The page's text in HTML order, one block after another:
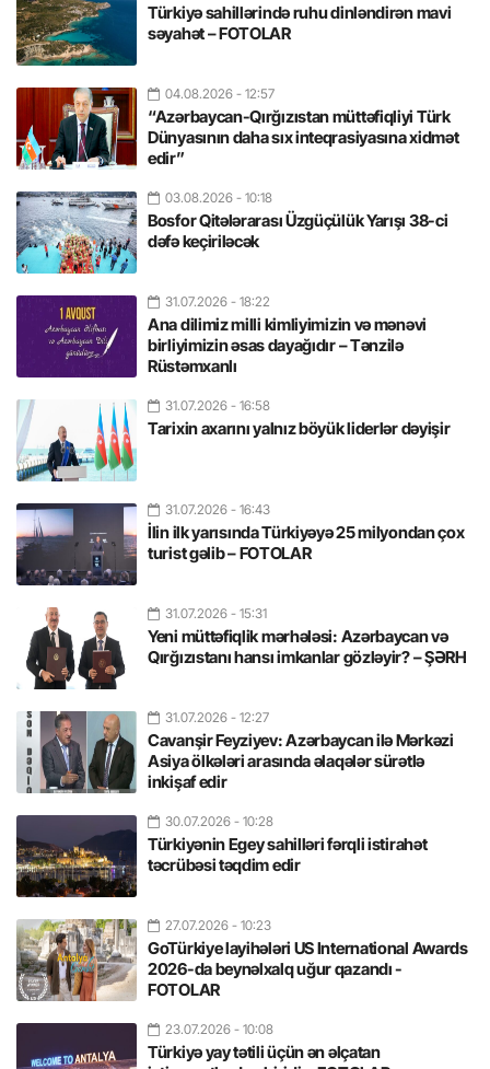
Türkiyə sahillərində ruhu dinləndirən mavi
səyahət – FOTOLAR
04.08.2026 - 12:57
“Azərbaycan-Qırğızıstan müttəfiqliyi Türk
Dünyasının daha sıx inteqrasiyasına xidmət
edir”
03.08.2026 - 10:18
Bosfor Qitələrarası Üzgüçülük Yarışı 38-ci
dəfə keçiriləcək
31.07.2026 - 18:22
Ana dilimiz milli kimliyimizin və mənəvi
birliyimizin əsas dayağıdır – Tənzilə
Rüstəmxanlı
31.07.2026 - 16:58
Tarixin axarını yalnız böyük liderlər dəyişir
31.07.2026 - 16:43
İlin ilk yarısında Türkiyəyə 25 milyondan çox
turist gəlib – FOTOLAR
31.07.2026 - 15:31
Yeni müttəfiqlik mərhələsi: Azərbaycan və
Qırğızıstanı hansı imkanlar gözləyir? – ŞƏRH
31.07.2026 - 12:27
Cavanşir Feyziyev: Azərbaycan ilə Mərkəzi
Asiya ölkələri arasında əlaqələr sürətlə
inkişaf edir
30.07.2026 - 10:28
Türkiyənin Egey sahilləri fərqli istirahət
təcrübəsi təqdim edir
27.07.2026 - 10:23
GoTürkiye layihələri US International Awards
2026-da beynəlxalq uğur qazandı -
FOTOLAR
23.07.2026 - 10:08
Türkiyə yay tətili üçün ən əlçatan